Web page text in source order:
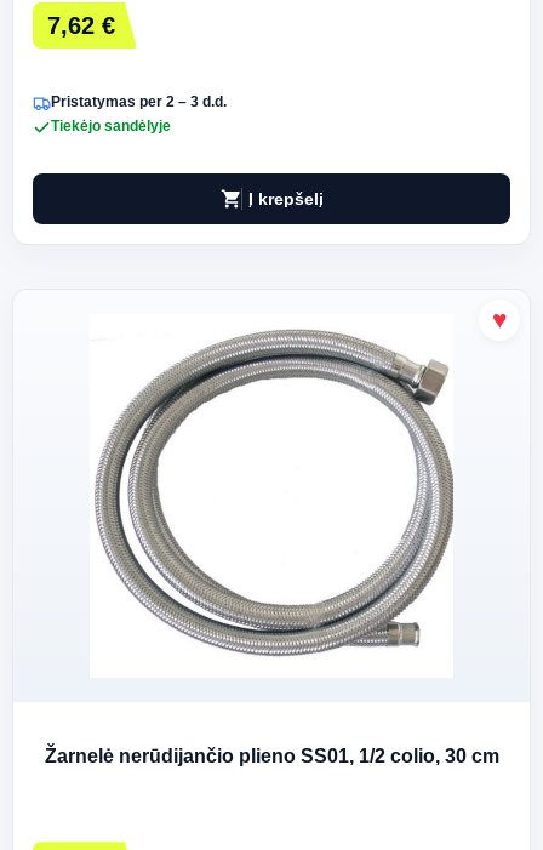
7,62 €
Pristatymas per 2 – 3 d.d.
Tiekėjo sandėlyje
shopping_cart Į krepšelį
Žarnelė nerūdijančio plieno SS01, 1/2 colio, 30 cm